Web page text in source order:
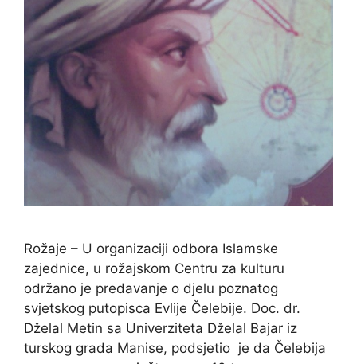
Rožaje – U organizaciji odbora Islamske
zajednice, u rožajskom Centru za kulturu
održano je predavanje o djelu poznatog
svjetskog putopisca Evlije Čelebije. Doc. dr.
Dželal Metin sa Univerziteta Dželal Bajar iz
turskog grada Manise, podsjetio je da Čelebija